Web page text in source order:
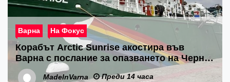
Варна На Фокус
Варна посреща Евро 2026 по водна топка
U 20 с отлични условия на състезателните
басейни
MadeInVarna Преди 15 часа